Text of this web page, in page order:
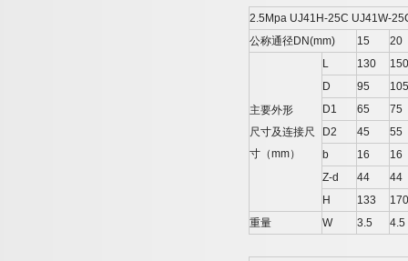
2.5Mpa UJ41H-25C UJ41W-
公称通径DN(mm) 15 20
主要外形
尺寸及连接尺
寸（mm）
L 130
150
D
95
105
D1
65
75
D2
45
55
b
16
16
Z-d
44
44
H
133
170
重量
W 3.5 4.5